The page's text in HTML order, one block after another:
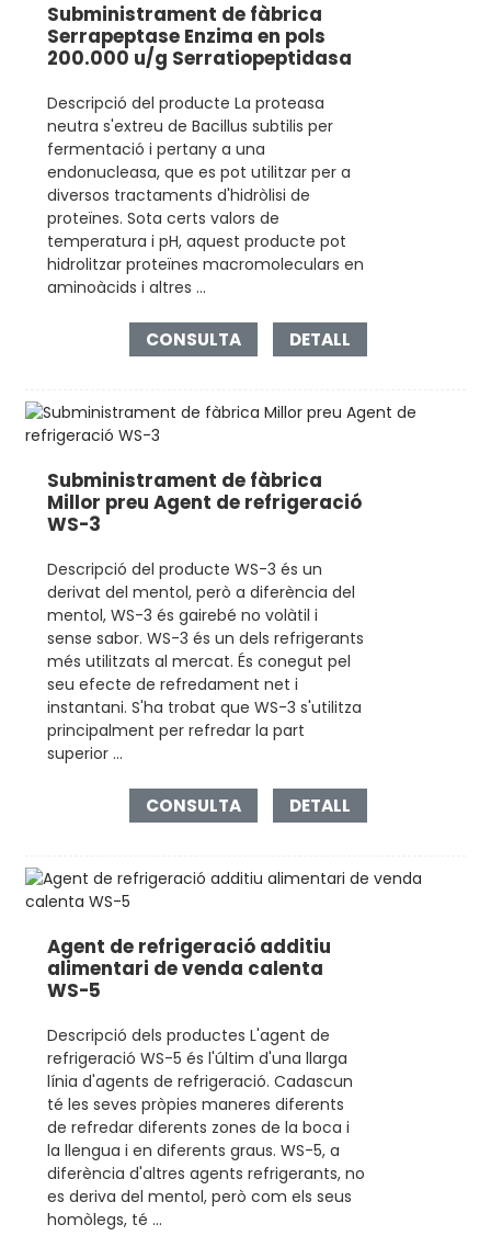
Subministrament de fàbrica
Serrapeptase Enzima en pols
200.000 u/g Serratiopeptidasa
Descripció del producte La proteasa
neutra s'extreu de Bacillus subtilis per
fermentació i pertany a una
endonucleasa, que es pot utilitzar per a
diversos tractaments d'hidròlisi de
proteïnes. Sota certs valors de
temperatura i pH, aquest producte pot
hidrolitzar proteïnes macromoleculars en
aminoàcids i altres ...
CONSULTA DETALL
Subministrament de fàbrica
Millor preu Agent de refrigeració
WS-3
Descripció del producte WS-3 és un
derivat del mentol, però a diferència del
mentol, WS-3 és gairebé no volàtil i
sense sabor. WS-3 és un dels refrigerants
més utilitzats al mercat. És conegut pel
seu efecte de refredament net i
instantani. S'ha trobat que WS-3 s'utilitza
principalment per refredar la part
superior ...
CONSULTA DETALL
Agent de refrigeració additiu
alimentari de venda calenta
WS-5
Descripció dels productes L'agent de
refrigeració WS-5 és l'últim d'una llarga
línia d'agents de refrigeració. Cadascun
té les seves pròpies maneres diferents
de refredar diferents zones de la boca i
la llengua i en diferents graus. WS-5, a
diferència d'altres agents refrigerants, no
es deriva del mentol, però com els seus
homòlegs, té ...